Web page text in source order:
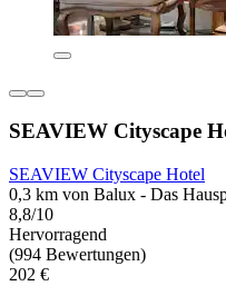
SEAVIEW Cityscape
SEAVIEW Cityscape Hotel
0,3 km von Balux - Das
8,8/10
Hervorragend
(994 Bewertungen)
202 €